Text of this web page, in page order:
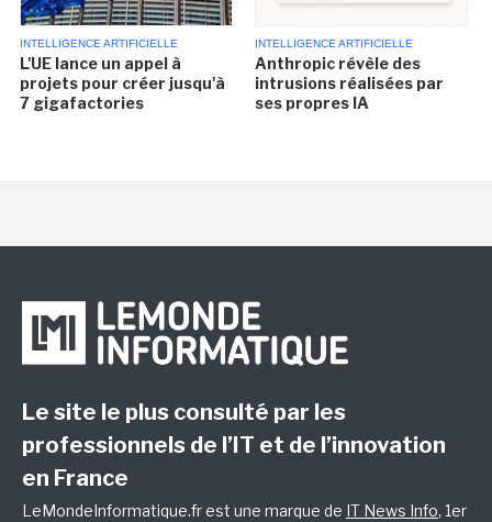
INTELLIGENCE ARTIFICIELLE
L'UE lance un appel à
projets pour créer jusqu'à
7 gigafactories
INTELLIGENCE ARTIFICIELLE
Anthropic révèle des
intrusions réalisées par
ses propres IA
Le site le plus consulté par les
professionnels de l’IT et de l’innovation
en France
LeMondeInformatique.fr est une marque de IT News Info, 1er